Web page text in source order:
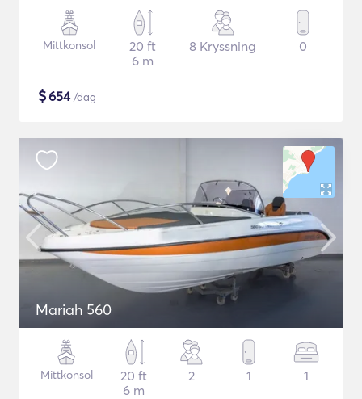
Mittkonsol
20 ft
6 m
8 Kryssning 0
$654/dag
Mariah 560
Mittkonsol
20 ft
6 m
2 1 1